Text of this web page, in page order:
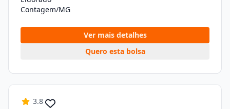
Contagem/MG
Ver mais detalhes
Quero esta bolsa
3.8